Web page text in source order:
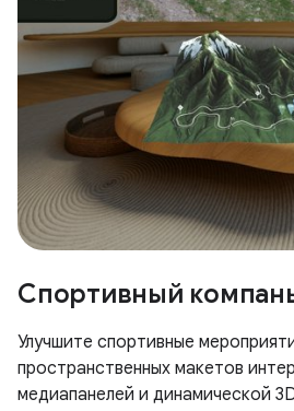
Спортивный
Улучшите спортивные
пространственных макетов
медиапанелей и динамической